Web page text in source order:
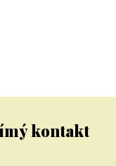
kontakt